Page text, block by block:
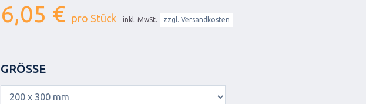
6,05 € pro Stück inkl. MwSt. zzgl. Versandkosten
GRÖSSE